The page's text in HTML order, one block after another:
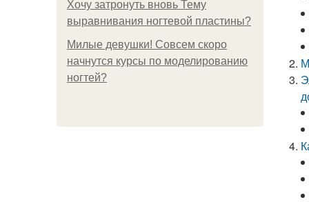
Хочу затронуть вновь Тему
выравнивания ногтевой пластины?
Милые девушки! Совсем скоро
начнутся курсы по моделированию
ногтей?